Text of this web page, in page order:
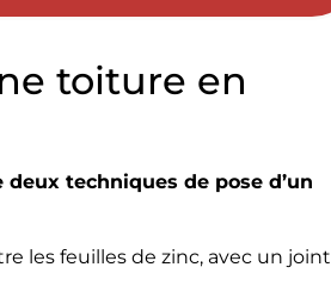
toiture en
deux techniques de pose d’un
les feuilles de zinc, avec un joint